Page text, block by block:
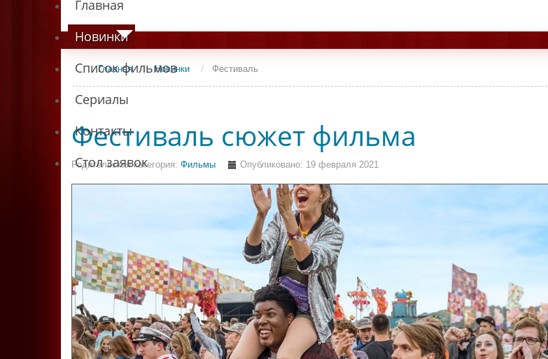
Главная
Новинки
Список фильмов
Сериалы
Контакты
Стол заявок
Главная / Новинки / Фестиваль
Фестиваль сюжет фильма
Родительская категория: Фильмы Опубликовано: 19 февраля 2021